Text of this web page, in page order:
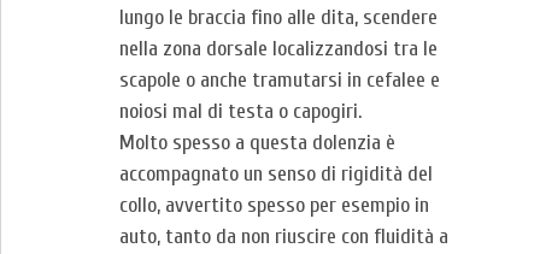
lungo le braccia fino alle dita, scendere
nella zona dorsale localizzandosi tra le
scapole o anche tramutarsi in cefalee e
noiosi mal di testa o capogiri.
Molto spesso a questa dolenzia è
accompagnato un senso di rigidità del
collo, avvertito spesso per esempio in
auto, tanto da non riuscire con fluidità a